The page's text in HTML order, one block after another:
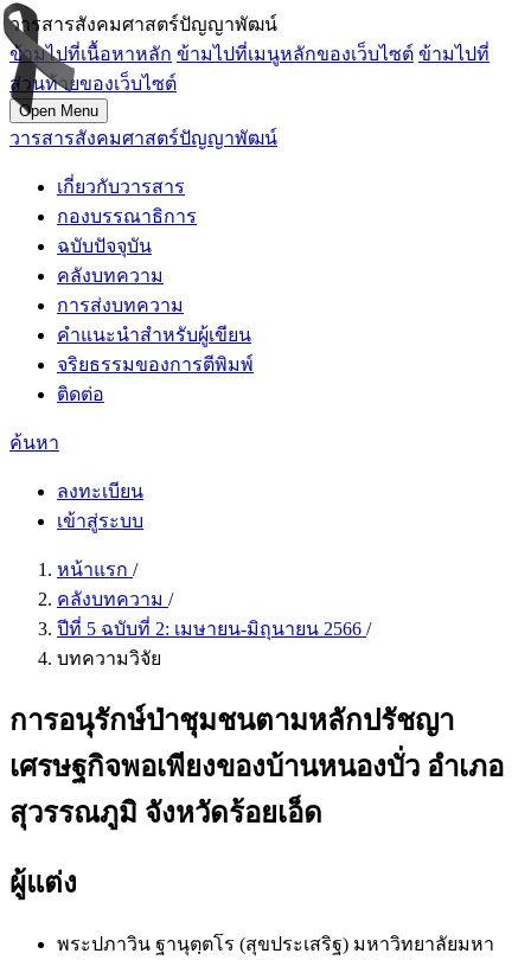
วารสารสังคมศาสตร์ปัญญาพัฒน์
ข้ามไปที่เนื้อหาหลัก ข้ามไปที่เมนูหลักของเว็บไซต์ ข้ามไปที่
ส่วนท้ายของเว็บไซต์
Open Menu
วารสารสังคมศาสตร์ปัญญาพัฒน์
เกี่ยวกับวารสาร
กองบรรณาธิการ
ฉบับปัจจุบัน
คลังบทความ
การส่งบทความ
คำแนะนำสำหรับผู้เขียน
จริยธรรมของการตีพิมพ์
ติดต่อ
ค้นหา
ลงทะเบียน
เข้าสู่ระบบ
หน้าแรก /
คลังบทความ /
ปีที่ 5 ฉบับที่ 2: เมษายน-มิถุนายน 2566 /
บทความวิจัย
การอนุรักษ์ป่าชุมชนตามหลักปรัชญา
เศรษฐกิจพอเพียงของบ้านหนองบั่ว อำเภอ
สุวรรณภูมิ จังหวัดร้อยเอ็ด
ผู้แต่ง
พระปภาวิน ฐานุตฺตโร (สุขประเสริฐ) มหาวิทยาลัยมหา